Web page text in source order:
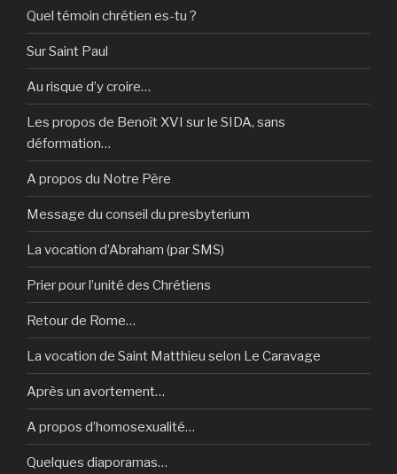
Quel témoin chrétien es-tu ?
Sur Saint Paul
Au risque d’y croire…
Les propos de Benoît XVI sur le SIDA, sans
déformation…
A propos du Notre Père
Message du conseil du presbyterium
La vocation d’Abraham (par SMS)
Prier pour l’unité des Chrétiens
Retour de Rome…
La vocation de Saint Matthieu selon Le Caravage
Après un avortement…
A propos d’homosexualité…
Quelques diaporamas…